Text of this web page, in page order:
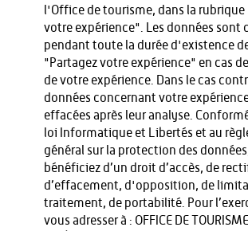
l'Office de tourisme, dans la rubrique
votre expérience". Les données sont
pendant toute la durée d'existence
"Partagez votre expérience" en cas
de votre expérience. Dans le cas
données concernant votre
effacées après leur analyse.
loi Informatique et Libertés et au
général sur la protection des
bénéficiez d’un droit d’accès, de
d’effacement, d'opposition, de
traitement, de portabilité. Pour
vous adresser à : OFFICE DE